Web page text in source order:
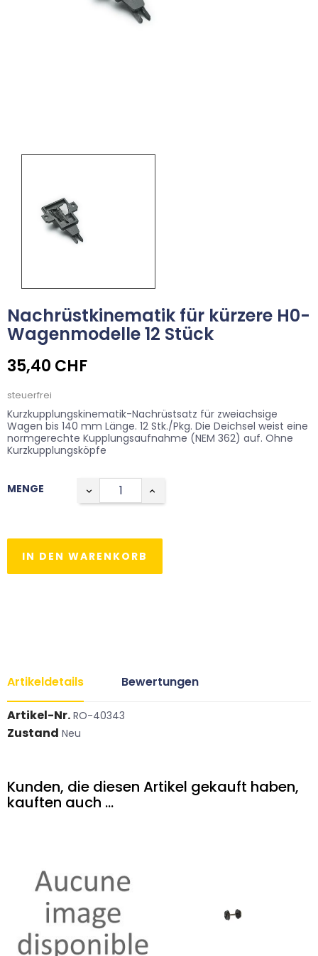
Nachrüstkinematik für kürzere H0-
Wagenmodelle 12 Stück
35,40 CHF
steuerfrei
Kurzkupplungskinematik-Nachrüstsatz für zweiachsige
Wagen bis 140 mm Länge. 12 Stk./Pkg. Die Deichsel weist eine
normgerechte Kupplungsaufnahme (NEM 362) auf. Ohne
Kurzkupplungsköpfe
MENGE
IN DEN WARENKORB
Artikeldetails Bewertungen
Artikel-Nr. RO-40343
Zustand Neu
Kunden, die diesen Artikel gekauft haben,
kauften auch ...